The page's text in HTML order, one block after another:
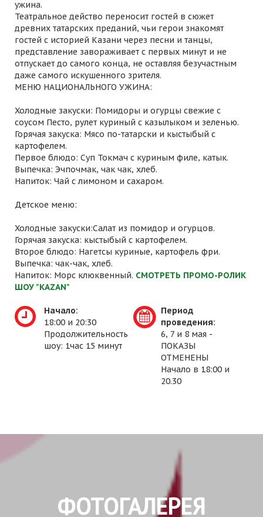
ужина.
Театральное действо переносит гостей в сюжет
древних татарских преданий, чьи герои знакомят
гостей с историей Казани через песни и танцы,
представление завораживает с первых минут и не
отпускает до самого конца, не оставляя безучастным
даже самого искушенного зрителя.
МЕНЮ НАЦИОНАЛЬНОГО УЖИНА:
Холодные закуски: Помидоры и огурцы свежие с
соусом Песто, рулет куриный с казылыком и зеленью.
Горячая закуска: Мясо по-татарски и кыстыбый с
картофелем.
Первое блюдо: Суп Токмач с куриным филе, катык.
Выпечка: Эчпочмак, чак чак, хлеб.
Напиток: Чай с лимоном и сахаром.
Детское меню:
Холодные закуски:Салат из помидор и огурцов.
Горячая закуска: кыстыбый с картофелем.
Второе блюдо: Нагетсы куриные, картофель фри.
Выпечка: чак-чак, хлеб.
Напиток: Морс клюквенный. СМОТРЕТЬ ПРОМО-РОЛИК
ШОУ "KAZAN"
Начало:
18:00 и 20:30
Продолжительность
шоу: 1час 15 минут
Период
проведения:
6, 7 и 8 мая -
ПОКАЗЫ
ОТМЕНЕНЫ
Начало в 18:00 и
20.30
ФОТОГАЛЕРЕЯ